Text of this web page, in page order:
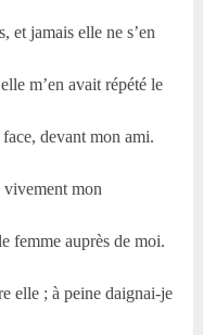
et jamais elle ne s’en
m’en avait répété le
devant mon ami.
vivement mon
femme auprès de moi.
elle ; à peine daignai-je